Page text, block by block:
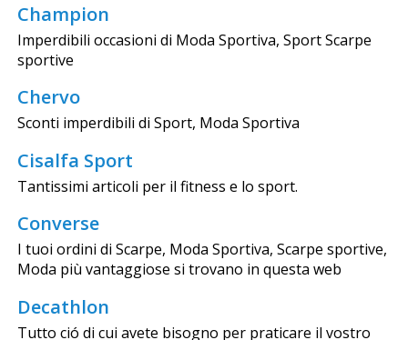
Champion
Imperdibili occasioni di Moda Sportiva, Sport Scarpe
sportive
Chervo
Sconti imperdibili di Sport, Moda Sportiva
Cisalfa Sport
Tantissimi articoli per il fitness e lo sport.
Converse
I tuoi ordini di Scarpe, Moda Sportiva, Scarpe sportive,
Moda più vantaggiose si trovano in questa web
Decathlon
Tutto ció di cui avete bisogno per praticare il vostro